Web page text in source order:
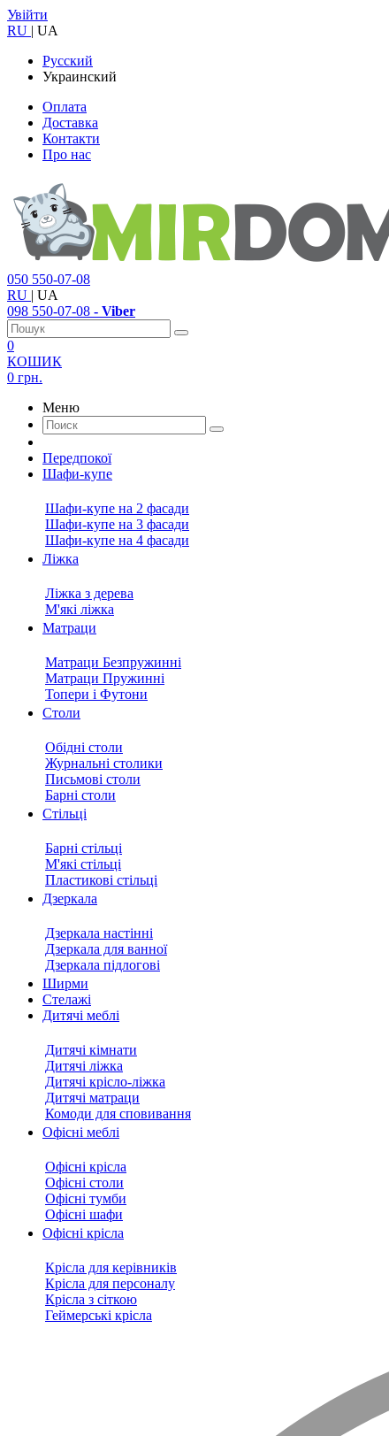
Увійти
RU | UA
Русский
Украинский
Оплата
Доставка
Контакти
Про нас
050 550-07-08
RU | UA
098 550-07-08 - Viber
0
КОШИК
0 грн.
Меню
Передпокої
Шафи-купе
Шафи-купе на 2 фасади
Шафи-купе на 3 фасади
Шафи-купе на 4 фасади
Ліжка
Ліжка з дерева
М'які ліжка
Матраци
Матраци Безпружинні
Матраци Пружинні
Топери і Футони
Столи
Обідні столи
Журнальні столики
Письмові столи
Барні столи
Стільці
Барні стільці
М'які стільці
Пластикові стільці
Дзеркала
Дзеркала настінні
Дзеркала для ванної
Дзеркала підлогові
Ширми
Стелажі
Дитячі меблі
Дитячі кімнати
Дитячі ліжка
Дитячі крісло-ліжка
Дитячі матраци
Комоди для сповивання
Офісні меблі
Офісні крісла
Офісні столи
Офісні тумби
Офісні шафи
Офісні крісла
Крісла для керівників
Крісла для персоналу
Крісла з сіткою
Геймерські крісла